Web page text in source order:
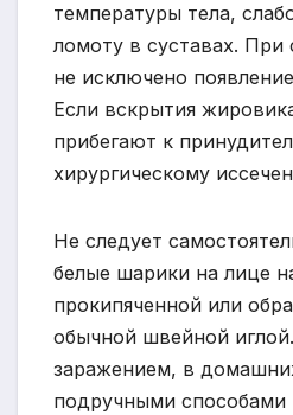
температуры тела,
ломоту в суставах.
не исключено
Если вскрытия
прибегают к
хирургическому
Не следует
белые шарики на лице
прокипяченной или
обычной швейной
заражением, в
подручными способами